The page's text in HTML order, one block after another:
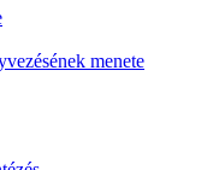
menete